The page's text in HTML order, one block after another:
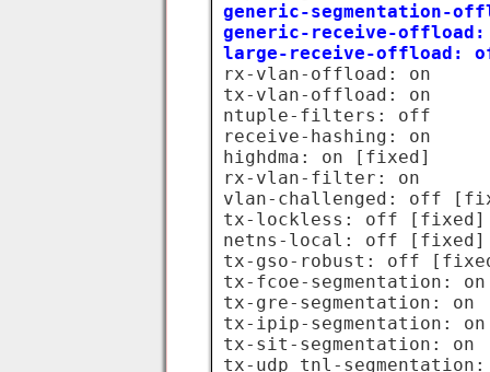
generic-segmentation-
generic-receive-offload:
large-receive-offload:
rx-vlan-offload: on
tx-vlan-offload: on
ntuple-filters: off
receive-hashing: on
highdma: on [fixed]
rx-vlan-filter: on
vlan-challenged: off
tx-lockless: off [fixed]
netns-local: off [fixed]
tx-gso-robust: off
tx-fcoe-segmentation:
tx-gre-segmentation: on
tx-ipip-segmentation: on
tx-sit-segmentation: on
tx-udp_tnl-segmentation: